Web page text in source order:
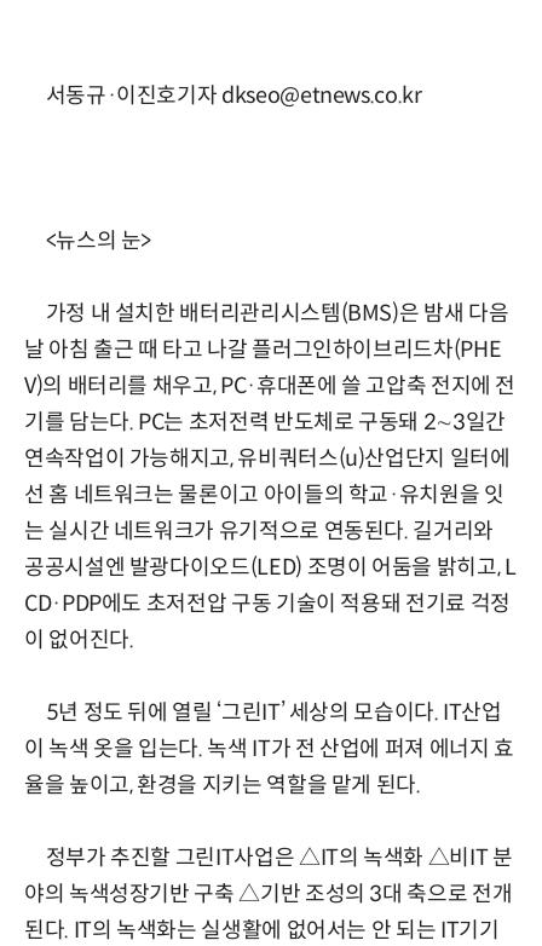
서동규·이진호기자 dkseo@etnews.co.kr
<뉴스의 눈>
가정 내 설치한 배터리관리시스템(BMS)은 밤새 다음
날 아침 출근 때 타고 나갈 플러그인하이브리드차(PHE
V)의 배터리를 채우고, PC·휴대폰에 쓸 고압축 전지에 전
기를 담는다. PC는 초저전력 반도체로 구동돼 2∼3일간
연속작업이 가능해지고, 유비쿼터스(u)산업단지 일터에
선 홈 네트워크는 물론이고 아이들의 학교·유치원을 잇
는 실시간 네트워크가 유기적으로 연동된다. 길거리와
공공시설엔 발광다이오드(LED) 조명이 어둠을 밝히고, L
CD·PDP에도 초저전압 구동 기술이 적용돼 전기료 걱정
이 없어진다.
5년 정도 뒤에 열릴 ‘그린IT’ 세상의 모습이다. IT산업
이 녹색 옷을 입는다. 녹색 IT가 전 산업에 퍼져 에너지 효
율을 높이고, 환경을 지키는 역할을 맡게 된다.
정부가 추진할 그린IT사업은 △IT의 녹색화 △비IT 분
야의 녹색성장기반 구축 △기반 조성의 3대 축으로 전개
된다. IT의 녹색화는 실생활에 없어서는 안 되는 IT기기